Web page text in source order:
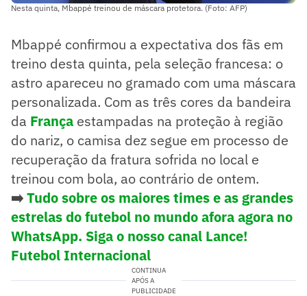
Nesta quinta, Mbappé treinou de máscara protetora. (Foto: AFP)
Mbappé confirmou a expectativa dos fãs em
treino desta quinta, pela seleção francesa: o
astro apareceu no gramado com uma máscara
personalizada. Com as três cores da bandeira
da França estampadas na proteção à região
do nariz, o camisa dez segue em processo de
recuperação da fratura sofrida no local e
treinou com bola, ao contrário de ontem.
➡️Tudo sobre os maiores times e as grandes
estrelas do futebol no mundo afora agora no
WhatsApp. Siga o nosso canal Lance!
Futebol Internacional
CONTINUA
APÓS A
PUBLICIDADE